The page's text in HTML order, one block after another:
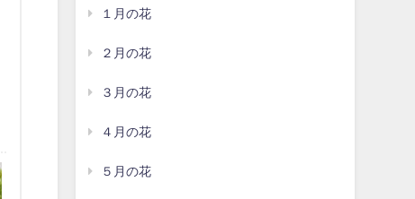
１月の花
２月の花
３月の花
４月の花
５月の花